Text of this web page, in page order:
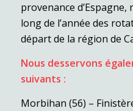
provenance
long de l’année des
départ de la région de
Nous desservons
suivants :
Morbihan (56) –